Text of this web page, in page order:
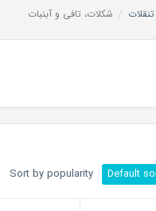
تنقلات / شکلات، تافی و آبنبات
Default
Sort by popularity